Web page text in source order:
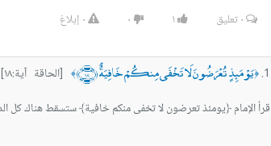
٠تعليق ١ ٠ ٠ إبلاغ
﴿يَوْمَئِذٍ تُعْرَضُونَ لَا تَخْفَى مِنكُمْ خَافِيَةٌ ﴿١٨﴾ ﴾
[الحاقة آية:١٨]
قرأ الإمام ﴿يومئذ تعرضون لا تخفى منكم خافية﴾ ستسقط هناك كل